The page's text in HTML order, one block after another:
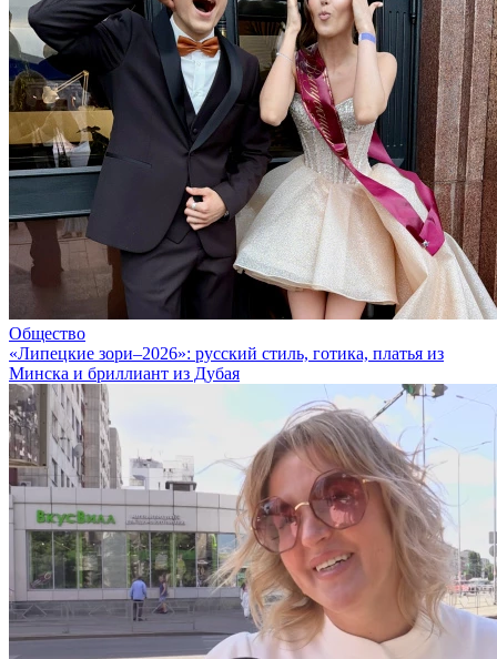
Общество
«Липецкие зори–2026»: русский стиль, готика, платья из
Минска и бриллиант из Дубая